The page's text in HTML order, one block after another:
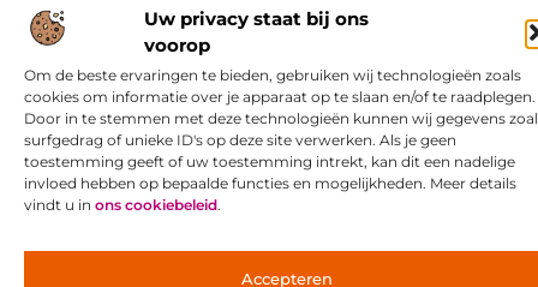
Uw privacy staat bij ons
voorop
Om de beste ervaringen te bieden, gebruiken wij technologieën zoals
cookies om informatie over je apparaat op te slaan en/of te raadplegen.
Door in te stemmen met deze technologieën kunnen wij gegevens
surfgedrag of unieke ID's op deze site verwerken. Als je geen
toestemming geeft of uw toestemming intrekt, kan dit een nadelige
invloed hebben op bepaalde functies en mogelijkheden. Meer details
vindt u in ons cookiebeleid.
Accepteren